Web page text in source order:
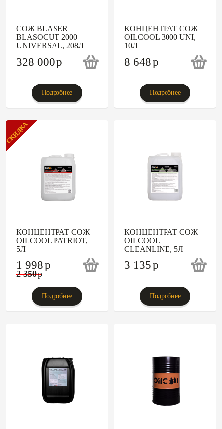
СОЖ BLASER
BLASOCUT 2000
UNIVERSAL, 208Л
328 000p
Подробнее
КОНЦЕНТРАТ СОЖ
OILCOOL 3000 UNI,
10Л
8 648p
Подробнее
СКИДКА
КОНЦЕНТРАТ СОЖ
OILCOOL PATRIOT,
5Л
1 998p
2 350p
Подробнее
КОНЦЕНТРАТ СОЖ
OILCOOL
CLEANLINE, 5Л
3 135p
Подробнее